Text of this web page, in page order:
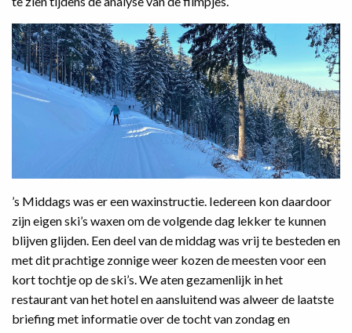
’s Middags was er een waxinstructie. Iedereen kon daardoor
zijn eigen ski’s waxen om de volgende dag lekker te kunnen
blijven glijden. Een deel van de middag was vrij te besteden en
met dit prachtige zonnige weer kozen de meesten voor een
kort tochtje op de ski’s. We aten gezamenlijk in het
restaurant van het hotel en aansluitend was alweer de laatste
briefing met informatie over de tocht van zondag en